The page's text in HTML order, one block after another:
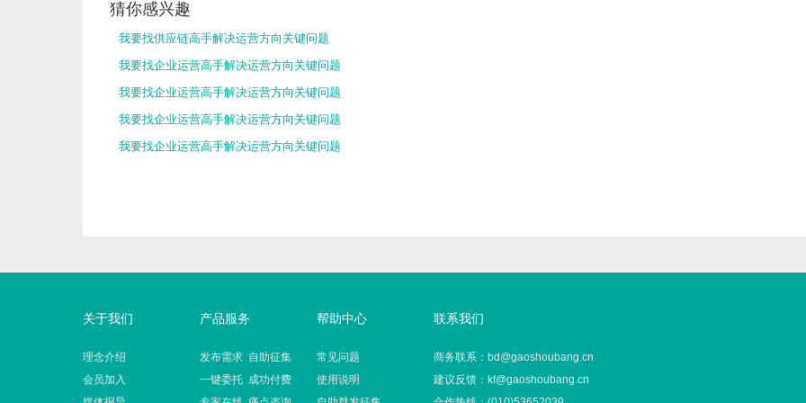
猜你感兴趣
我要找供应链高手解决运营方向关键问题
我要找企业运营高手解决运营方向关键问题
我要找企业运营高手解决运营方向关键问题
我要找企业运营高手解决运营方向关键问题
我要找企业运营高手解决运营方向关键问题
关于我们
理念介绍
会员加入
产品服务
发布需求 自助征集
一键委托 成功付费
帮助中心
常见问题
使用说明
联系我们
商务联系：bd@gaoshoubang.cn
建议反馈：kf@gaoshoubang.cn